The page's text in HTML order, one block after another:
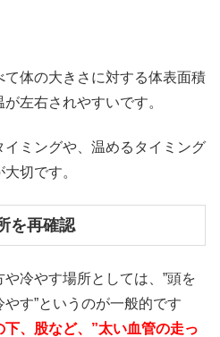
体の大きさに対する体表面積
左右されやすいです。
ミングや、温めるタイミング
切です。
を再確認
冷やす場所としては、”頭を
す”というのが一般的です
下、股など、”太い血管の走っ